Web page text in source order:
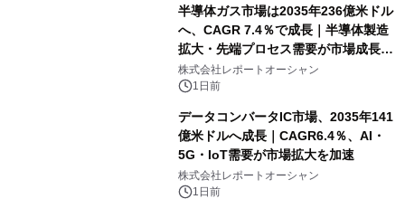
半導体ガス市場は2035年236億米ドル
へ、CAGR 7.4％で成長｜半導体製造
拡大・先端プロセス需要が市場成長を
加速
株式会社レポートオーシャン
1日前
データコンバータIC市場、2035年141
億米ドルへ成長｜CAGR6.4％、AI・
5G・IoT需要が市場拡大を加速
株式会社レポートオーシャン
1日前